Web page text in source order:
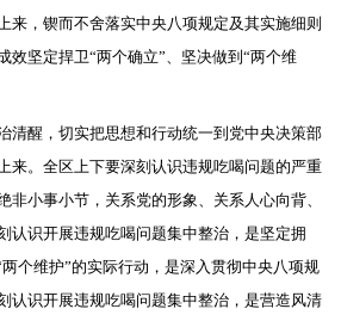
来，锲而不舍落实中央八项规定及其实施细则
效坚定捍卫“两个确立”、坚决做到“两个维
清醒，切实把思想和行动统一到党中央决策部
来。全区上下要深刻认识违规吃喝问题的严重
非小事小节，关系党的形象、关系人心向背、
认识开展违规吃喝问题集中整治，是坚定拥
个维护”的实际行动，是深入贯彻中央八项规
认识开展违规吃喝问题集中整治，是营造风清